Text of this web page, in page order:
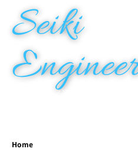
Seiki
電気工事／通信工事／電気
Home